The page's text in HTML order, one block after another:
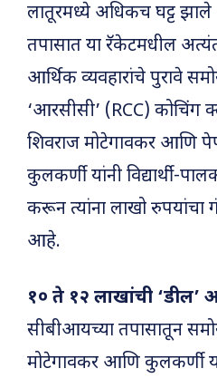
लातूरमध्ये अधिकच घट्ट
तपासात या रॅकेटमधील
आर्थिक व्यवहारांचे पुरावे
‘आरसीसी’ (RCC) कोचिंग
शिवराज मोटेगावकर आणि
कुलकर्णी यांनी विद्यार्थी-
करून त्यांना लाखो रुपयांचा
आहे.
१० ते १२ लाखांची ‘डील’
सीबीआयच्या तपासातून
मोटेगावकर आणि कुलकर्णी